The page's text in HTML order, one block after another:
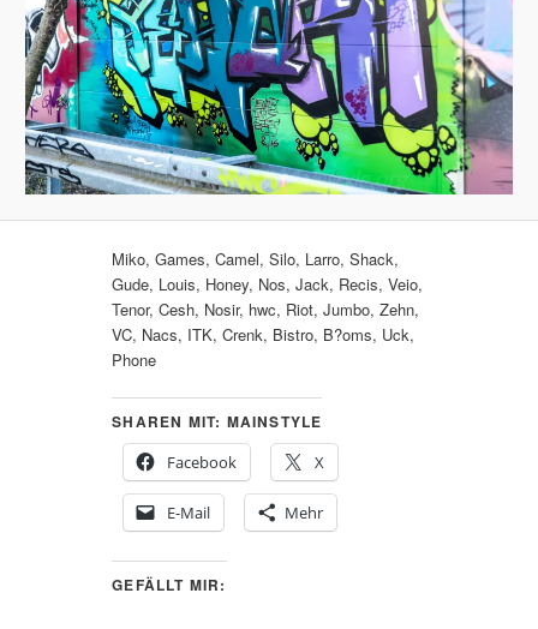
Miko, Games, Camel, Silo, Larro, Shack,
Gude, Louis, Honey, Nos, Jack, Recis, Veio,
Tenor, Cesh, Nosir, hwc, Riot, Jumbo, Zehn,
VC, Nacs, ITK, Crenk, Bistro, B?oms, Uck,
Phone
SHAREN MIT: MAINSTYLE
Facebook
X
E-Mail Mehr
GEFÄLLT MIR: